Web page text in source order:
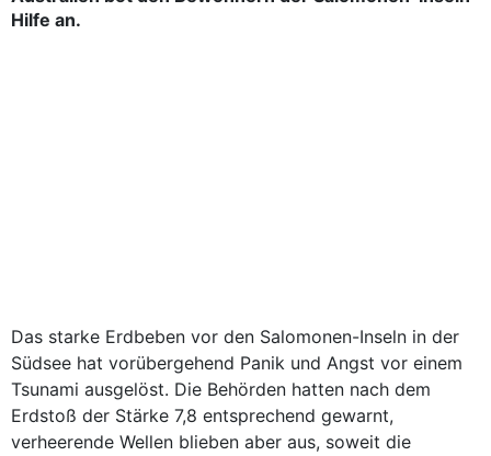
Hilfe an.
Das starke Erdbeben vor den Salomonen-Inseln in der
Südsee hat vorübergehend Panik und Angst vor einem
Tsunami ausgelöst. Die Behörden hatten nach dem
Erdstoß der Stärke 7,8 entsprechend gewarnt,
verheerende Wellen blieben aber aus, soweit die